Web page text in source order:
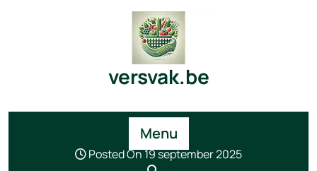
versvak.be
Menu
Posted On 19 september 2025